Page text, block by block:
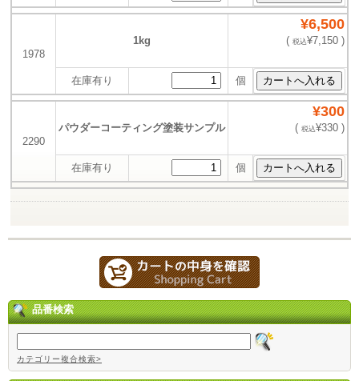
1978
1kg
¥6,500
( 税込¥7,150 )
在庫有り 個
2290
パウダーコーティング塗装サンプル
¥300
( 税込¥330 )
在庫有り 個
品番検索
カテゴリー複合検索>